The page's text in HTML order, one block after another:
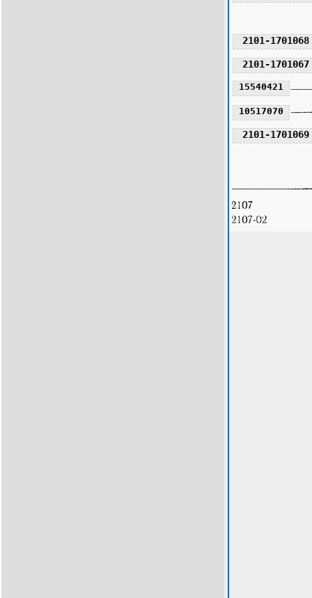
10517070
15540421
2101-1701067
2101-1701068
2101-1701069